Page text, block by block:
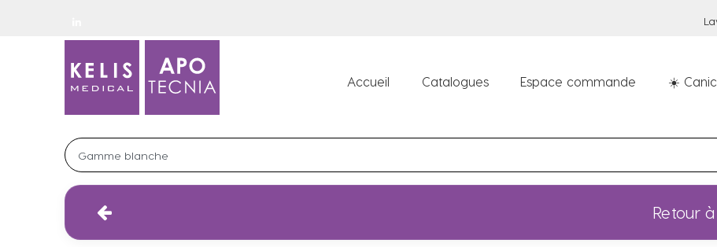
Accueil Catalogues Espace commande ☀️
Retour